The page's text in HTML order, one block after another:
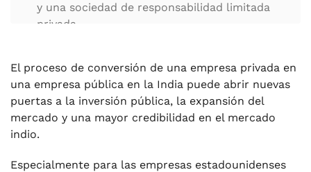
y una sociedad de responsabilidad limitada
privada
5 beneficios de convertir una sociedad de
responsabilidad limitada privada en una
sociedad anónima
.
en una empresa pública
El proceso de conversión de una empresa privada en
una empresa pública en la India puede abrir nuevas
puertas a la inversión pública, la expansión del
mercado y una mayor credibilidad en el mercado
indio.
Especialmente para las empresas estadounidenses